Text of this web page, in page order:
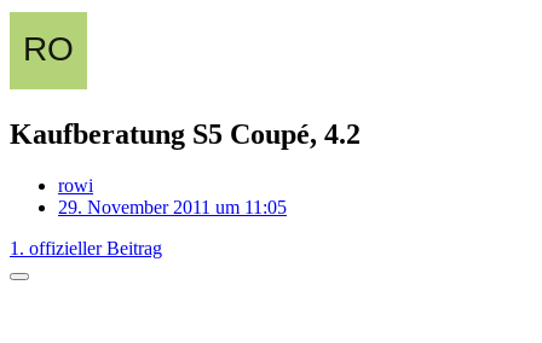
Kaufberatung S5 Coupé, 4.2
rowi
29. November 2011 um 11:05
1. offizieller Beitrag